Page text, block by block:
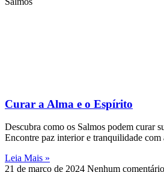
Curar a Alma e o Espírito
Descubra como os Salmos podem curar
Encontre paz interior e tranquilidade com
Leia Mais »
21 de março de 2024 Nenhum comentário